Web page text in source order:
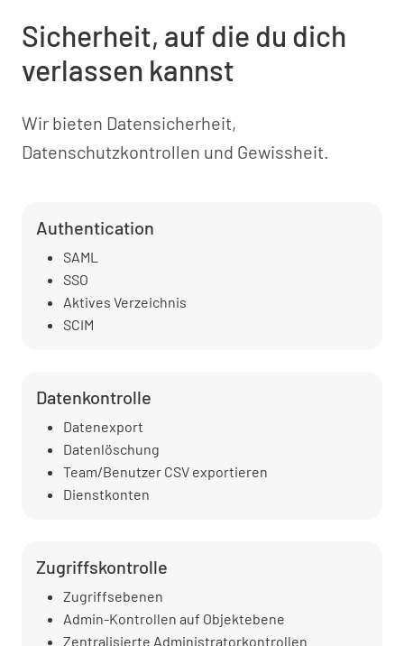
Sicherheit, auf die du dich
verlassen kannst
Wir bieten Datensicherheit,
Datenschutzkontrollen und Gewissheit.
Authentication
SAML
SSO
Aktives Verzeichnis
SCIM
Datenkontrolle
Datenexport
Datenlöschung
Team/Benutzer CSV exportieren
Dienstkonten
Zugriffskontrolle
Zugriffsebenen
Admin-Kontrollen auf Objektebene
Zentralisierte Administratorkontrollen